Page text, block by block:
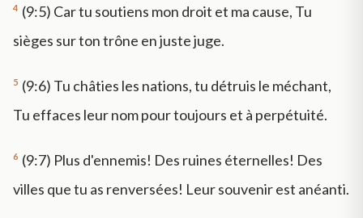
4 (9:5) Car tu soutiens mon droit et ma cause, Tu
sièges sur ton trône en juste juge.
5 (9:6) Tu châties les nations, tu détruis le méchant,
Tu effaces leur nom pour toujours et à perpétuité.
6 (9:7) Plus d'ennemis! Des ruines éternelles! Des
villes que tu as renversées! Leur souvenir est anéanti.